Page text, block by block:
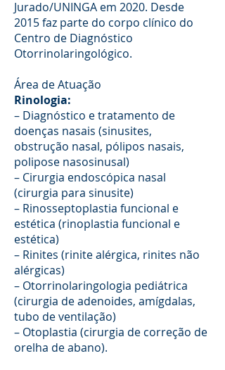
Jurado/UNINGA em 2020. Desde
2015 faz parte do corpo clínico do
Centro de Diagnóstico
Otorrinolaringológico.
Área de Atuação
Rinologia:
– Diagnóstico e tratamento de
doenças nasais (sinusites,
obstrução nasal, pólipos nasais,
polipose nasosinusal)
– Cirurgia endoscópica nasal
(cirurgia para sinusite)
– Rinosseptoplastia funcional e
estética (rinoplastia funcional e
estética)
– Rinites (rinite alérgica, rinites não
alérgicas)
– Otorrinolaringologia pediátrica
(cirurgia de adenoides, amígdalas,
tubo de ventilação)
– Otoplastia (cirurgia de correção de
orelha de abano).